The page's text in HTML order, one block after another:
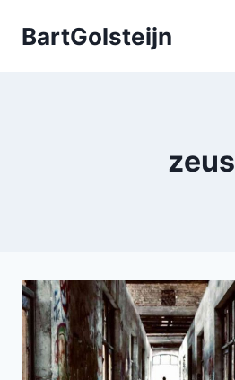
naarBartGolsteijn
zeus